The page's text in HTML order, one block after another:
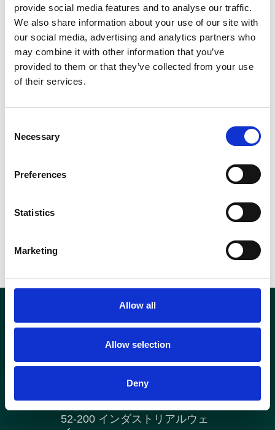
provide social media features and to analyse our traffic.
We also share information about your use of our site with
our social media, advertising and analytics partners who
may combine it with other information that you’ve
provided to them or that they’ve collected from your use
of their services.
Selection
Necessary
Preferences
Statistics
Marketing
Allow all
Allow selection
Deny
パン
ミックス
生地をこねる
私たちについて 製品
ニュース
お問い合わせ
アメリカデーツ産業輸出貿易
52-200 インダストリアルウェ